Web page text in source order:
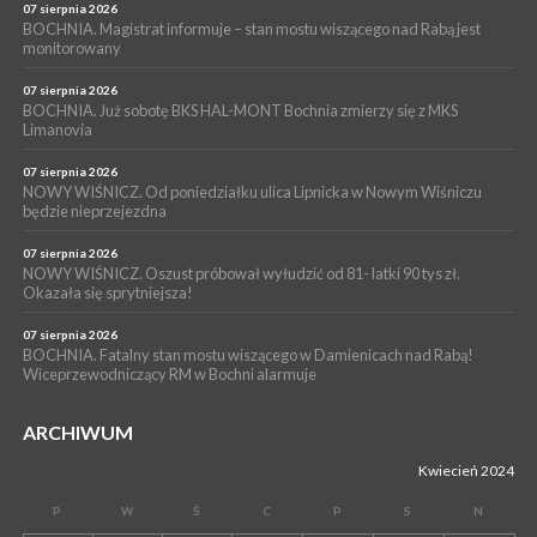
Z BOCHNI NA JASNĄ GÓRĘ. Drugi dzień wędrówki [ZDJĘCIA]
WYDARZENIA
NASZ NEWS. Powstał Komitet Ochrony Ładu
Przestrzennego Miasta Bochnia. To odpowiedź na działania
magistratu
07 sierpnia 2026
BOCHNIA. Magistrat informuje – stan mostu wiszącego nad Rabą jest
monitorowany
07 sierpnia 2026
BOCHNIA. Już sobotę BKS HAL-MONT Bochnia zmierzy się z MKS
Limanovia
07 sierpnia 2026
NOWY WIŚNICZ. Od poniedziałku ulica Lipnicka w Nowym Wiśniczu
będzie nieprzejezdna
07 sierpnia 2026
NOWY WIŚNICZ. Oszust próbował wyłudzić od 81- latki 90 tys zł.
Okazała się sprytniejsza!
07 sierpnia 2026
BOCHNIA. Fatalny stan mostu wiszącego w Damienicach nad Rabą!
Wiceprzewodniczący RM w Bochni alarmuje
ARCHIWUM
Kwiecień 2024
P W Ś C P S N